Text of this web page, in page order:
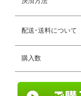
配送･送料について
購入数